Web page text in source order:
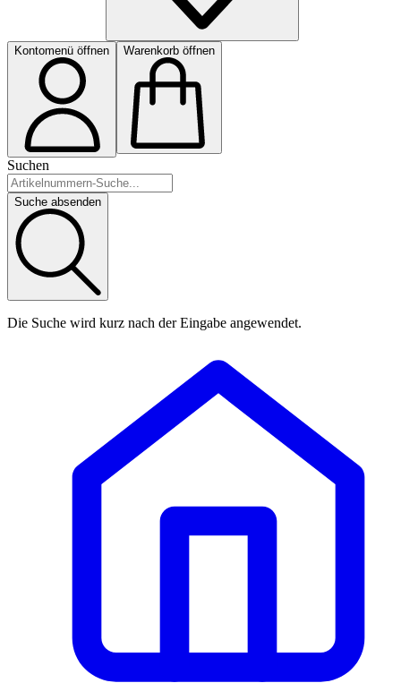
Kontomenü öffnen Warenkorb öffnen
Suchen
Suche absenden
Die Suche wird kurz nach der Eingabe angewendet.